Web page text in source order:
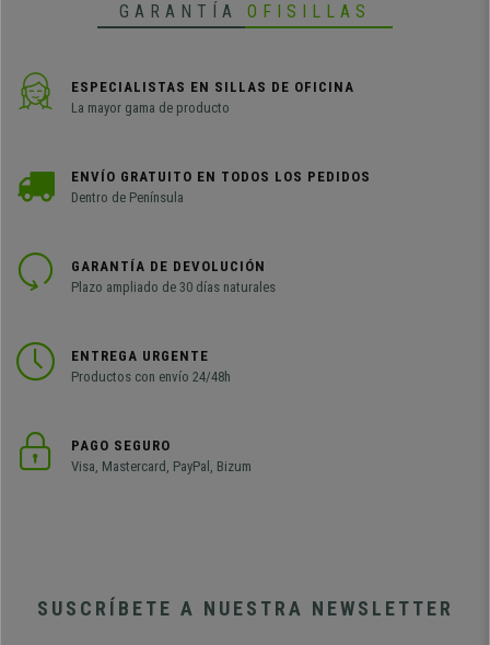
GARANTÍA OFISILLAS
ESPECIALISTAS EN SILLAS DE OFICINA
La mayor gama de producto
ENVÍO GRATUITO EN TODOS LOS PEDIDOS
Dentro de Península
GARANTÍA DE DEVOLUCIÓN
Plazo ampliado de 30 días naturales
ENTREGA URGENTE
Productos con envío 24/48h
PAGO SEGURO
Visa, Mastercard, PayPal, Bizum
SUSCRÍBETE A NUESTRA NEWSLETTER